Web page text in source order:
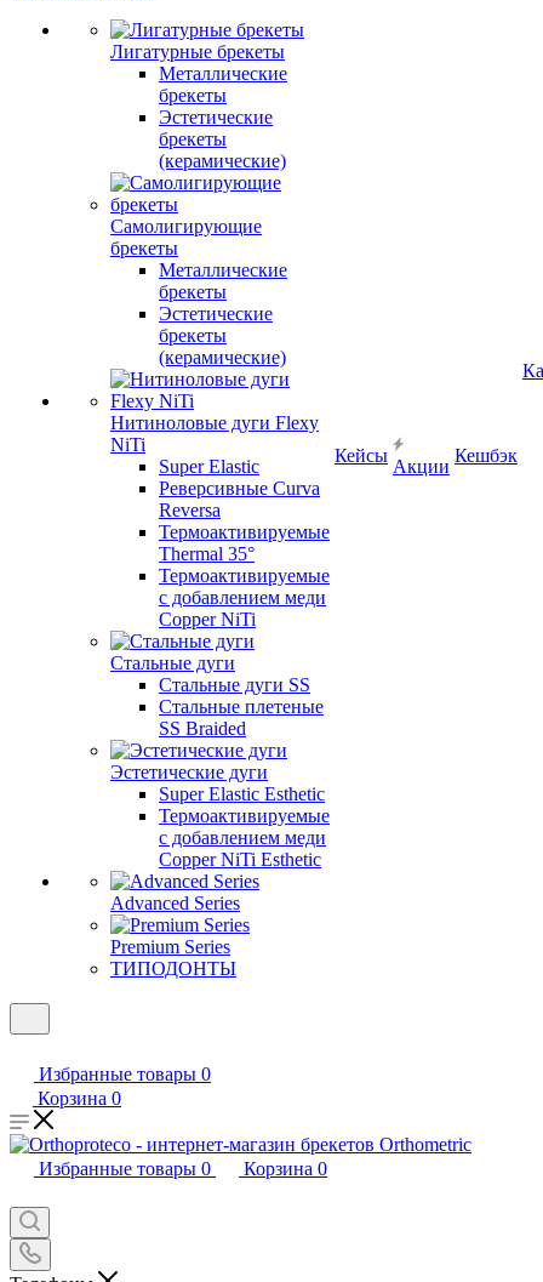
Лигатурные брекеты
Металлические
брекеты
Эстетические
брекеты
(керамические)
Самолигирующие
брекеты
Металлические
брекеты
Эстетические
брекеты
(керамические)
Нитиноловые дуги Flexy
NiTi
Super Elastic
Реверсивные Curva
Reversa
Термоактивируемые
Thermal 35°
Термоактивируемые
с добавлением меди
Copper NiTi
Стальные дуги
Стальные дуги SS
Стальные плетеные
SS Braided
Эстетические дуги
Super Elastic Esthetic
Термоактивируемые
с добавлением меди
Copper NiTi Esthetic
Advanced Series
Premium Series
ТИПОДОНТЫ
Кейсы
Акции
Кешбэк
Избранные товары 0
Корзина 0
Избранные товары 0 Корзина 0